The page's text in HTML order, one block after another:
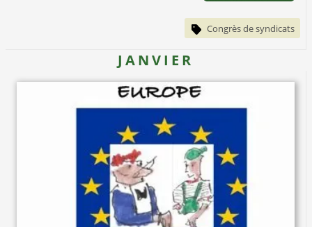
Congrès de syndicats
JANVIER